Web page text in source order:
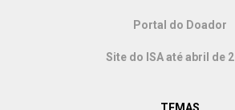
Portal do Doador
Site do ISA até abril de